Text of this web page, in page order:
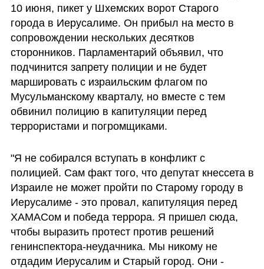
10 июня, пикет у Шхемских ворот Старого
города в Иерусалиме. Он прибыл на место в
сопровождении нескольких десятков
сторонников. Парламентарий объявил, что
подчинится запрету полиции и не будет
маршировать с израильским флагом по
Мусульманскому кварталу, но вместе с тем
обвинил полицию в капитуляции перед
террористами и погромщиками.
"Я не собирался вступать в конфликт с
полицией. Сам факт того, что депутат кнессета в
Израиле не может пройти по Старому городу в
Иерусалиме - это провал, капитуляция перед
ХАМАСом и победа террора. Я пришел сюда,
чтобы выразить протест против решений
генинспектора-неудачника. Мы никому не
отдадим Иерусалим и Старый город. Они -